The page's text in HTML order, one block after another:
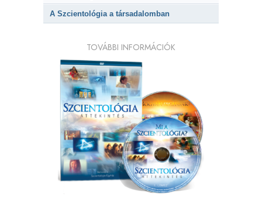
A Szcientológia a társadalomban
TOVÁBBI INFORMÁCIÓK